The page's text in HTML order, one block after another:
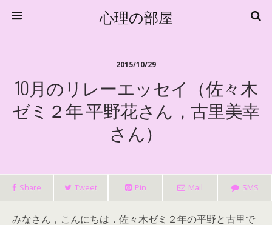
心理の部屋
2015/10/29
10月のリレーエッセイ（佐々木
ゼミ２年 平野花さん，古里美幸
さん）
Share Tweet Pin Mail SMS
みなさん，こんにちは．佐々木ゼミ２年の平野と古里で